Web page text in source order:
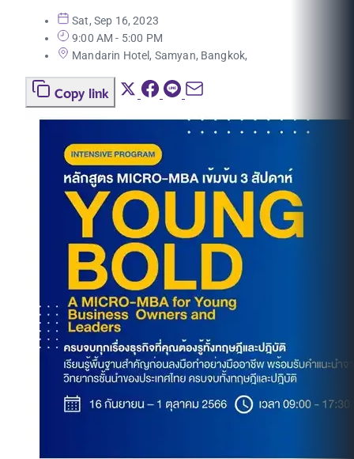
Sat, Sep 16, 2023
9:00 AM - 5:00 PM
Mandarin Hotel, Samyan, Bangkok,
Copy link